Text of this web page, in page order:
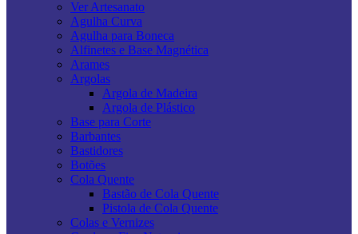
Ver Artesanato
Agulha Curva
Agulha para Boneca
Alfinetes e Base Magnética
Arames
Argolas
Argola de Madeira
Argola de Plástico
Base para Corte
Barbantes
Bastidores
Botões
Cola Quente
Bastão de Cola Quente
Pistola de Cola Quente
Colas e Vernizes